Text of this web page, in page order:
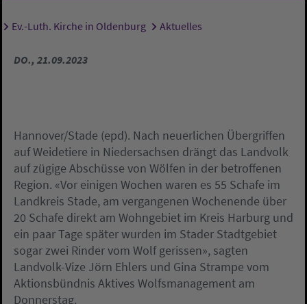
Sie sind hier:
Ev.-Luth. Kirche in Oldenburg Aktuelles
DO., 21.09.2023
Hannover/Stade (epd). Nach neuerlichen Übergriffen
auf Weidetiere in Niedersachsen drängt das Landvolk
auf zügige Abschüsse von Wölfen in der betroffenen
Region. «Vor einigen Wochen waren es 55 Schafe im
Landkreis Stade, am vergangenen Wochenende über
20 Schafe direkt am Wohngebiet im Kreis Harburg und
ein paar Tage später wurden im Stader Stadtgebiet
sogar zwei Rinder vom Wolf gerissen», sagten
Landvolk-Vize Jörn Ehlers und Gina Strampe vom
Aktionsbündnis Aktives Wolfsmanagement am
Donnerstag.